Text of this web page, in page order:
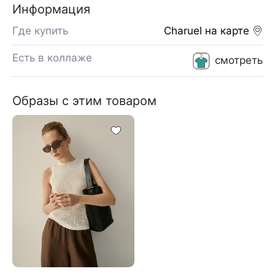
Информация
Charuel на карте
Где купить
смотреть
Есть в коллаже
Образы с этим товаром